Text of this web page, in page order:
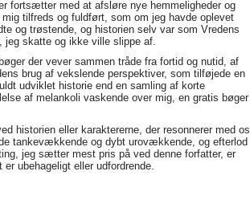
fortsætter med at afsløre nye hemmeligheder og
tilfreds og fuldført, som om jeg havde oplevet
og trøstende, og historien selv var som Vredens
jeg skatte og ikke ville slippe af.
der vever sammen tråde fra fortid og nutid, af
brug af vekslende perspektiver, som tilføjede en
udviklet historie end en samling af korte
af melankoli vaskende over mig, en gratis bøger
historien eller karaktererne, der resonnerer med os
tankevækkende og dybt urovækkende, og efterlod
jeg sætter mest pris på ved denne forfatter, er
ubehageligt eller udfordrende.